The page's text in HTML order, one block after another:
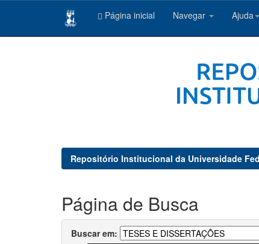
Página inicial Navegar Ajuda
Repositório Institucional da Universidade
Página de Busca
Buscar em: